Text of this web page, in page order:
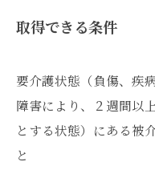
取得できる条件
要介護状態（負傷、疾
障害により、２週間以
とする状態）にある被
と